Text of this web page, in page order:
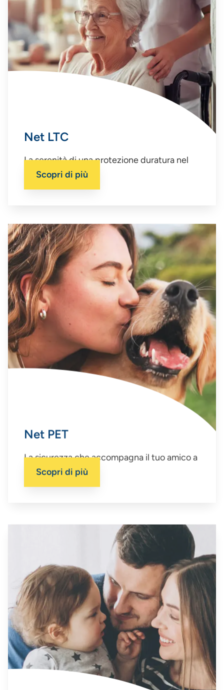
Net LTC
La serenità di una protezione duratura nel
tempo.
Scopri di più
Net PET
La sicurezza che accompagna il tuo amico a
quattro zampe
Scopri di più